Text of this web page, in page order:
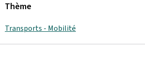
Thème
Transports - Mobilité